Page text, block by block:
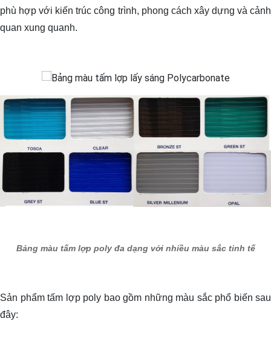
phù hợp với kiến trúc công trình, phong cách xây dựng và cảnh
quan xung quanh.
Bảng màu tấm lợp poly đa dạng với nhiều màu sắc tinh tế
Sản phẩm tấm lợp poly bao gồm những màu sắc phổ biến sau
đây: